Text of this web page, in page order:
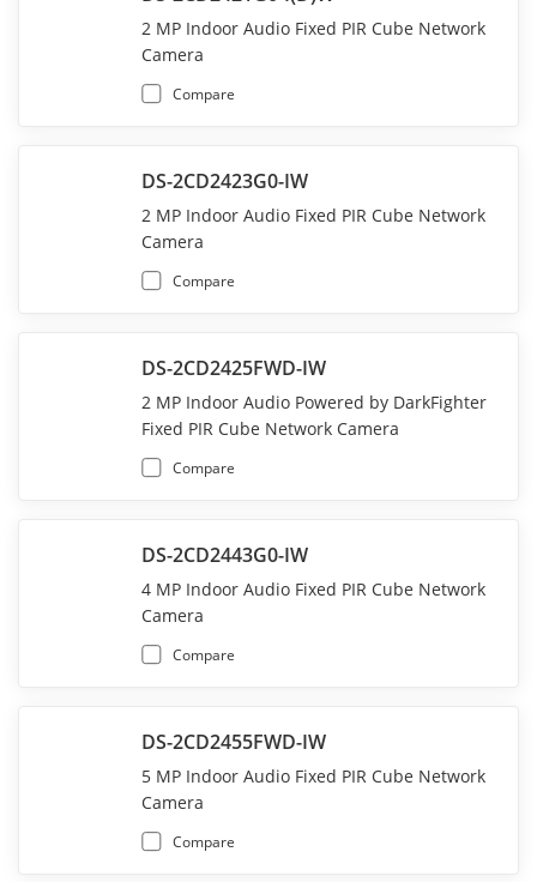
2 MP Indoor Audio Fixed PIR Cube Network
Camera
Compare
DS-2CD2423G0-IW
2 MP Indoor Audio Fixed PIR Cube Network
Camera
Compare
DS-2CD2425FWD-IW
2 MP Indoor Audio Powered by DarkFighter
Fixed PIR Cube Network Camera
Compare
DS-2CD2443G0-IW
4 MP Indoor Audio Fixed PIR Cube Network
Camera
Compare
DS-2CD2455FWD-IW
5 MP Indoor Audio Fixed PIR Cube Network
Camera
Compare